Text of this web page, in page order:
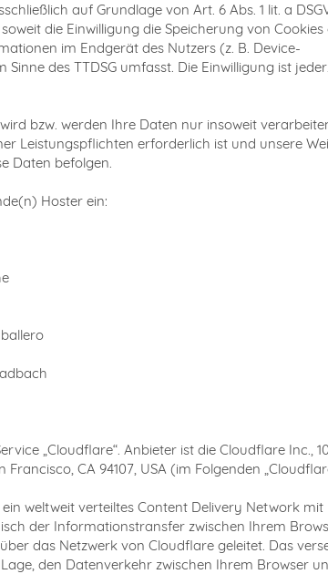
auf Grundlage von Art. 6 Abs. 1 lit. a
soweit die Einwilligung die Speicherung von
im Endgerät des Nutzers (z. B. Device-
Sinne des TTDSG umfasst. Die Einwilligung ist
bzw. werden Ihre Daten nur insoweit
Leistungspflichten erforderlich ist und unsere
Daten befolgen.
Hoster ein:
„Cloudflare“. Anbieter ist die Cloudflare Inc.,
Francisco, CA 94107, USA (im Folgenden
weltweit verteiltes Content Delivery Network mit
der Informationstransfer zwischen Ihrem
das Netzwerk von Cloudflare geleitet. Das
den Datenverkehr zwischen Ihrem Browser